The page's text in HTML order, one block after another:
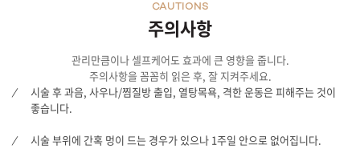
주의사항
CAUTIONS
관리만큼이나 셀프케어도 효과에 큰 영향을 줍니다.
주의사항을 꼼꼼히 읽은 후, 잘 지켜주세요.
시술 후 과음, 사우나/찜질방 출입, 열탕목욕, 격한 운동은 피해주는 것이
좋습니다.
시술 부위에 간혹 멍이 드는 경우가 있으나 1주일 안으로 없어집니다.